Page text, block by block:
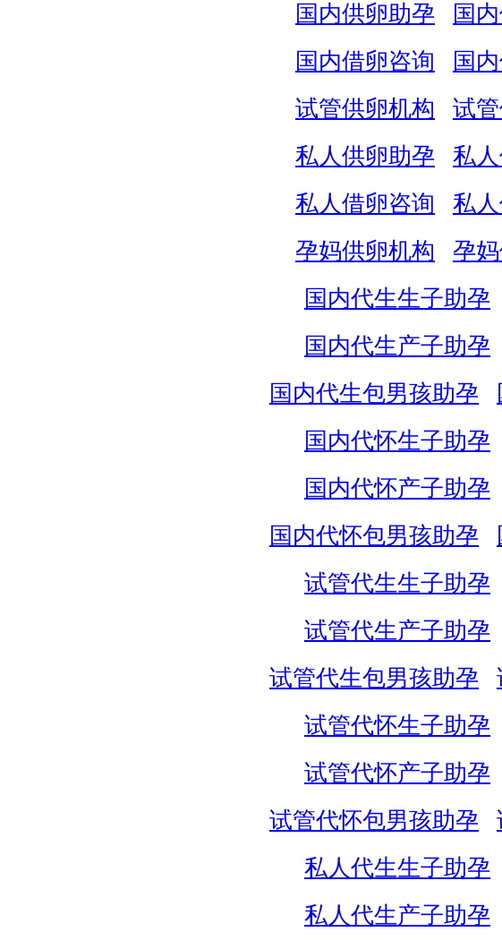
国内供卵助孕
国
国内借卵咨询
国
试管供卵机构
试
私人供卵助孕
私
私人借卵咨询
私
孕妈供卵机构
孕
国内代生生子助孕
国内代生产子助孕
国内代生包男孩助孕
国内代怀生子助孕
国内代怀产子助孕
国内代怀包男孩助孕
试管代生生子助孕
试管代生产子助孕
试管代生包男孩助孕
试管代怀生子助孕
试管代怀产子助孕
试管代怀包男孩助孕
私人代生生子助孕
私人代生产子助孕